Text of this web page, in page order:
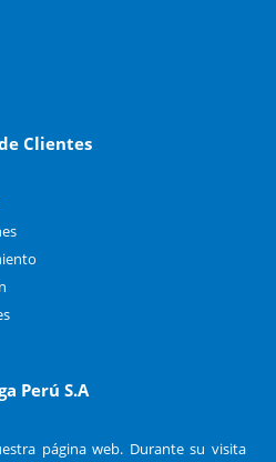
Clientes
Perú S.A
página web. Durante su visita